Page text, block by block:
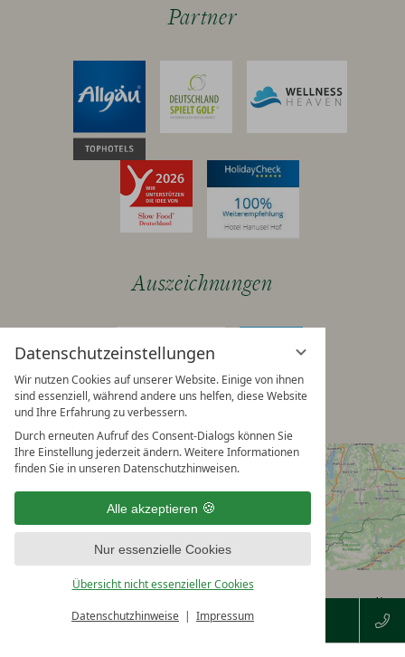
Datenschutzeinstellungen
Wir nutzen Cookies auf unserer Website. Einige von ihnen
sind essenziell, während andere uns helfen, diese Website
und Ihre Erfahrung zu verbessern.
Durch erneuten Aufruf des Consent-Dialogs können Sie
Ihre Einstellung jederzeit ändern. Weitere Informationen
finden Sie in unseren Datenschutzhinweisen.
Alle akzeptieren
Nur essenzielle Cookies
Übersicht nicht essenzieller Cookies
Datenschutzhinweise Impressum
VERFÜGBARKEIT PRÜFEN
Partner
Auszeichnungen
Impressum
Datenschutzhinweise
Datenschutzeinstellungen
Sitemap